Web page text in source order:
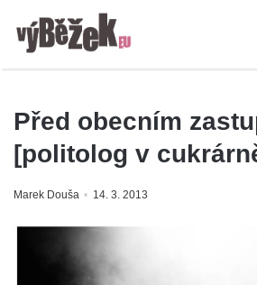
Před obecním
[politolog v
Marek Douša 14. 3. 2013